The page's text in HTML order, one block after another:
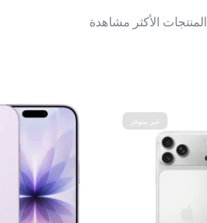
المنتجات الأكثر مشاهدة
غير متوفر